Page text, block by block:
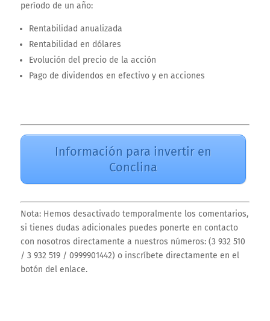
período de un año:
Rentabilidad anualizada
Rentabilidad en dólares
Evolución del precio de la acción
Pago de dividendos en efectivo y en acciones
Información para invertir en
Conclina
Nota: Hemos desactivado temporalmente los comentarios,
si tienes dudas adicionales puedes ponerte en contacto
con nosotros directamente a nuestros números: (3 932 510
/ 3 932 519 / 0999901442) o inscríbete directamente en el
botón del enlace.